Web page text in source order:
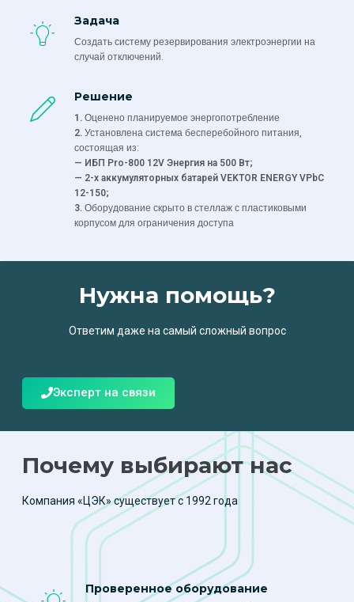
Задача
Создать систему резервирования электроэнергии на
случай отключений.
Решение
1. Оценено планируемое энергопотребление
2. Установлена система бесперебойного питания,
состоящая из:
— ИБП Pro-800 12V Энергия на 500 Вт;
— 2-х аккумуляторных батарей VEKTOR ENERGY VPbC
12-150;
3. Оборудование скрыто в стеллаж с пластиковыми
корпусом для ограничения доступа
Нужна помощь?
Ответим даже на самый сложный вопрос
Эксперт на связи
Почему выбирают нас
Компания «ЦЭК» существует с 1992 года
Проверенное оборудование